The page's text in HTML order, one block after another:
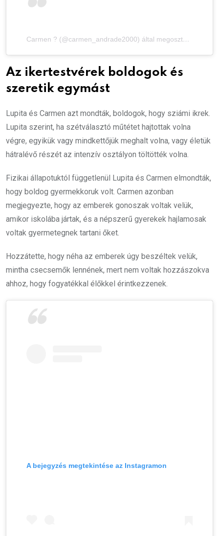
Carmen ? (@carmen_andrade2000) által megosztott bejegyzés
Az ikertestvérek boldogok és
szeretik egymást
Lupita és Carmen azt mondták, boldogok, hogy sziámi ikrek.
Lupita szerint, ha szétválasztó műtétet hajtottak volna
végre, egyikük vagy mindkettőjük meghalt volna, vagy életük
hátralévő részét az intenzív osztályon töltötték volna.
Fizikai állapotuktól függetlenül Lupita és Carmen elmondták,
hogy boldog gyermekkoruk volt. Carmen azonban
megjegyezte, hogy az emberek gonoszak voltak velük,
amikor iskolába jártak, és a népszerű gyerekek hajlamosak
voltak gyermetegnek tartani őket.
Hozzátette, hogy néha az emberek úgy beszéltek velük,
mintha csecsemők lennének, mert nem voltak hozzászokva
ahhoz, hogy fogyatékkal élőkkel érintkezzenek.
A bejegyzés megtekintése az Instagramon